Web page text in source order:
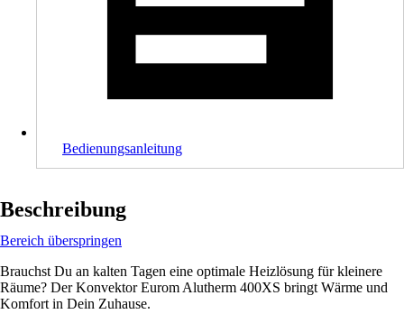
Bedienungsanleitung
Beschreibung
Bereich überspringen
Brauchst Du an kalten Tagen eine optimale Heizlösung für kleinere
Räume? Der Konvektor Eurom Alutherm 400XS bringt Wärme und
Komfort in Dein Zuhause.